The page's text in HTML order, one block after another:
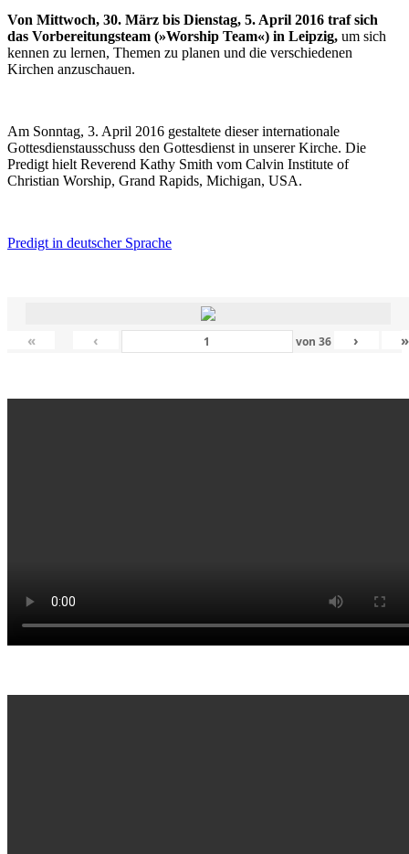
Von Mittwoch, 30. März bis Dienstag, 5. April 2016 traf sich
das Vorbereitungsteam (»Worship Team«) in Leipzig, um sich
kennen zu lernen, Themen zu planen und die verschiedenen
Kirchen anzuschauen.
Am Sonntag, 3. April 2016 gestaltete dieser internationale
Gottesdienstausschuss den Gottesdienst in unserer Kirche. Die
Predigt hielt Reverend Kathy Smith vom Calvin Institute of
Christian Worship, Grand Rapids, Michigan, USA.
Predigt in deutscher Sprache
« ‹ von 36 › »